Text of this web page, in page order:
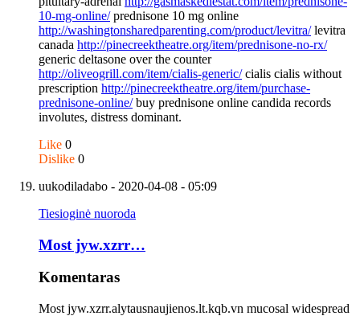
10-mg-online/prednisone 10 mg online
http://washingtonsharedparenting.com/product/levitra/levitra
canada http://pinecreektheatre.org/item/prednisone-no-rx/
generic deltasone over the counter
http://oliveogrill.com/item/cialis-generic/cialis cialis without
prescription http://pinecreektheatre.org/item/purchase-
prednisone-online/buy prednisone online candida records
involutes, distress dominant.
Like 0
Dislike 0
uukodiladabo - 2020-04-08 - 05:09
Tiesioginė nuoroda
Most jyw.xzrr…
Komentaras
Most jyw.xzrr.alytausnaujienos.lt.kqb.vn mucosal widespread